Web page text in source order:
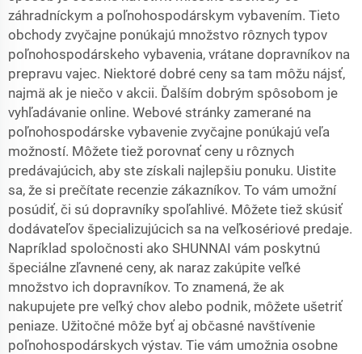
záhradníckym a poľnohospodárskym vybavením. Tieto
obchody zvyčajne ponúkajú množstvo rôznych typov
poľnohospodárskeho vybavenia, vrátane dopravníkov na
prepravu vajec. Niektoré dobré ceny sa tam môžu nájsť,
najmä ak je niečo v akcii. Ďalším dobrým spôsobom je
vyhľadávanie online. Webové stránky zamerané na
poľnohospodárske vybavenie zvyčajne ponúkajú veľa
možností. Môžete tiež porovnať ceny u rôznych
predávajúcich, aby ste získali najlepšiu ponuku. Uistite
sa, že si prečítate recenzie zákazníkov. To vám umožní
posúdiť, či sú dopravníky spoľahlivé. Môžete tiež skúsiť
dodávateľov špecializujúcich sa na veľkosériové predaje.
Napríklad spoločnosti ako SHUNNAI vám poskytnú
špeciálne zľavnené ceny, ak naraz zakúpite veľké
množstvo ich dopravníkov. To znamená, že ak
nakupujete pre veľký chov alebo podnik, môžete ušetriť
peniaze. Užitočné môže byť aj občasné navštívenie
poľnohospodárskych výstav. Tie vám umožnia osobne